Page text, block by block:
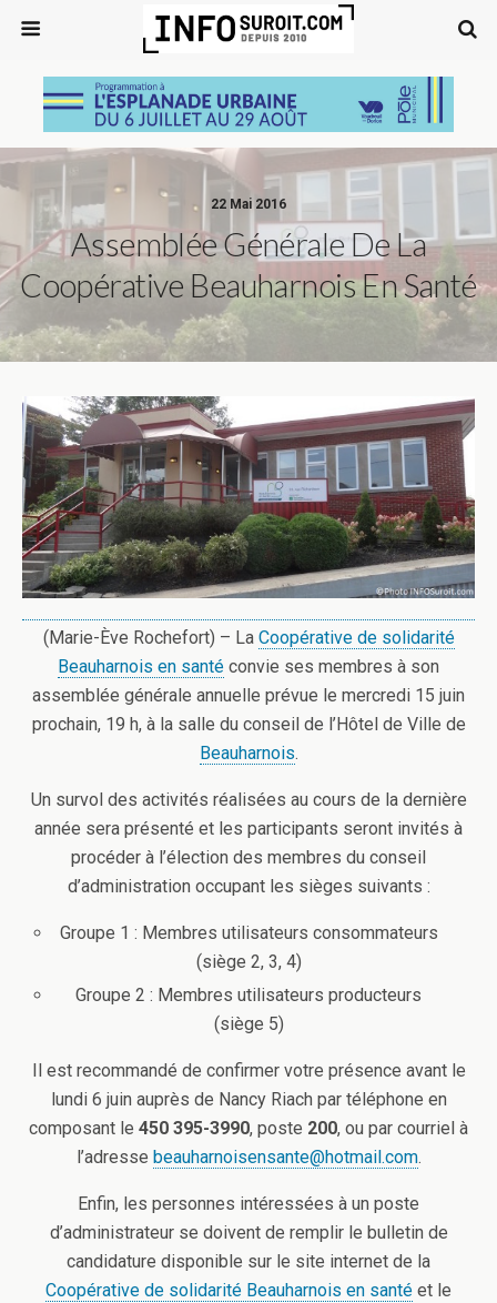
22 Mai 2016
Assemblée Générale De La
Coopérative Beauharnois En Santé
(Marie-Ève Rochefort) – La Coopérative de solidarité
Beauharnois en santé convie ses membres à son
assemblée générale annuelle prévue le mercredi 15 juin
prochain, 19 h, à la salle du conseil de l’Hôtel de Ville de
Beauharnois.
Un survol des activités réalisées au cours de la dernière
année sera présenté et les participants seront invités à
procéder à l’élection des membres du conseil
d’administration occupant les sièges suivants :
Groupe 1 : Membres utilisateurs consommateurs
(siège 2, 3, 4)
Groupe 2 : Membres utilisateurs producteurs
(siège 5)
Il est recommandé de confirmer votre présence avant le
lundi 6 juin auprès de Nancy Riach par téléphone en
composant le 450 395-3990, poste 200, ou par courriel à
l’adresse beauharnoisensante@hotmail.com.
Enfin, les personnes intéressées à un poste
d’administrateur se doivent de remplir le bulletin de
candidature disponible sur le site internet de la
Coopérative de solidarité Beauharnois en santé et le